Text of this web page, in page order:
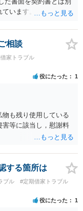
と、②貸主側の事情
的に書面で説明して
寧に伝えること、を
討する場合には、立
明確にした書面を作
解除条項・期間の定
新時の合意内容
約として無効になり
で、署名押印前に内
とをおすすめしま
ています。 当初の契約
通借家契約を終了さ
しなければならないは
契約が成立したとは言
借家契約に移行する
定期借家契約が成立
契約書等を弁護士に見
ます。
相談
家トラブル
役にたった 1
も残り使用している
等に該当し，慰謝料
する箇所は
ブル
#定期借家トラブル
役にたった 1